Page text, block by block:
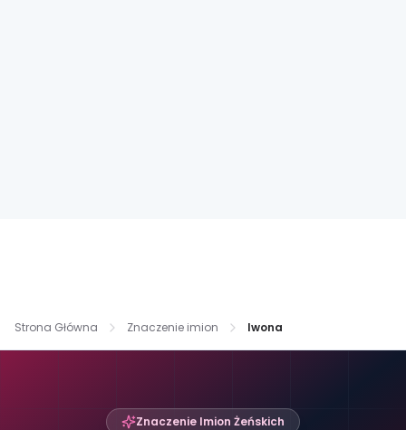
Strona Główna Znaczenie imion Iwona
Znaczenie Imion Żeńskich